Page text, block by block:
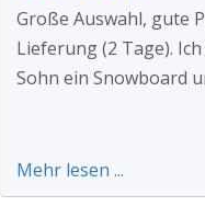
Große Auswahl, gute
Lieferung (2 Tage).
Sohn ein Snowboard
Mehr lesen ...